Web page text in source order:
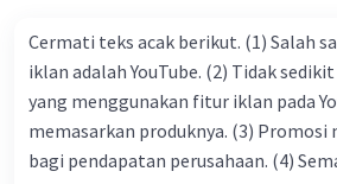
Cermati teks acak berikut. (1) Salah satu media penyedia
iklan adalah YouTube. (2) Tidak
yang menggunakan fitur iklan pada
memasarkan produknya. (3) Promosi menjadi jalan masuk
bagi pendapatan perusahaan. (4) Semakin dikenalnya